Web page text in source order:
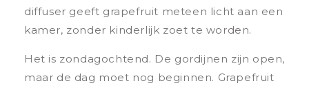
diffuser geeft grapefruit meteen licht aan een
kamer, zonder kinderlijk zoet te worden.
Het is zondagochtend. De gordijnen zijn open,
maar de dag moet nog beginnen. Grapefruit